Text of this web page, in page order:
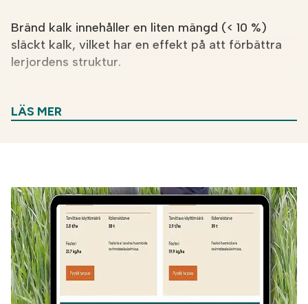
Bränd kalk innehåller en liten mängd (< 10 %)
släckt kalk, vilket har en effekt på att förbättra
lerjordens struktur.
För vem:
som behöver en snabb pH-ökning och
Fördelar:Effektkalkens neutraliseringsförmåga är
mycket hög (>40 %) och den är nästan enbart
snabbverkande. De innehåller ur växtnärings
synpunkt betydande mängder fosfor, vilket fullt ut
kan beaktas i näringsberäkningar. Efter
applicering av Effektkalk behövs ingen
fosforgödsling på 2–5 år.
LÄS MER